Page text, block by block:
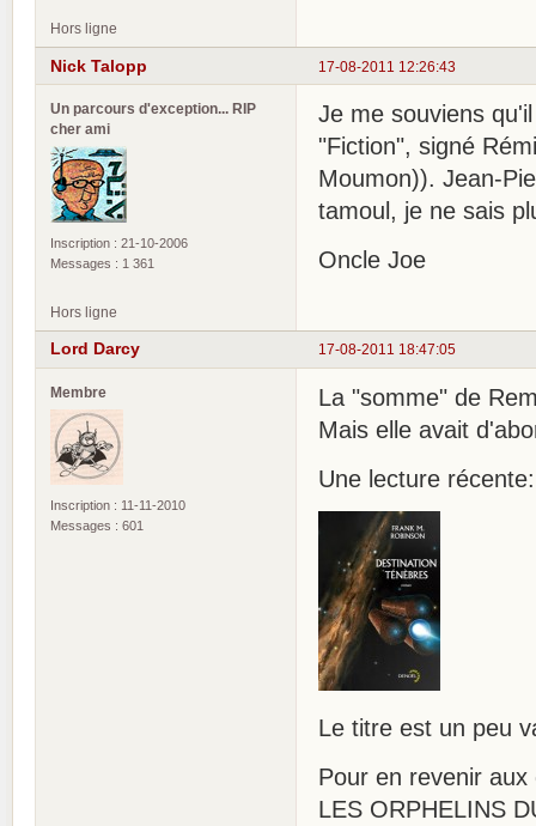
Hors ligne
17-08-2011 12:26:43
Nick Talopp
Un parcours d'exception... RIP
cher ami
Inscription : 21-10-2006
Messages : 1 361
Je me souviens
"Fiction", signé
Moumon)). Jean-
tamoul, je ne sais
Oncle Joe
Hors ligne
17-08-2011 18:47:05
Lord Darcy
Membre
Inscription : 11-11-2010
Messages : 601
La "somme" de
Mais elle avait
Une lecture récente:
Le titre est un peu
Pour en revenir
LES ORPHELINS